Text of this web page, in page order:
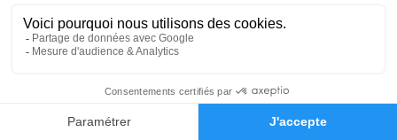
Faire-part Hommages
Crémation
Crématorium de Montauban
100 Route de Saint-Martial